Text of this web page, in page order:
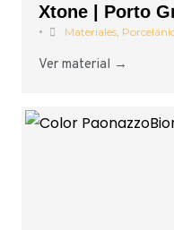
Xtone | Porto
• Materiales,
Ver material →